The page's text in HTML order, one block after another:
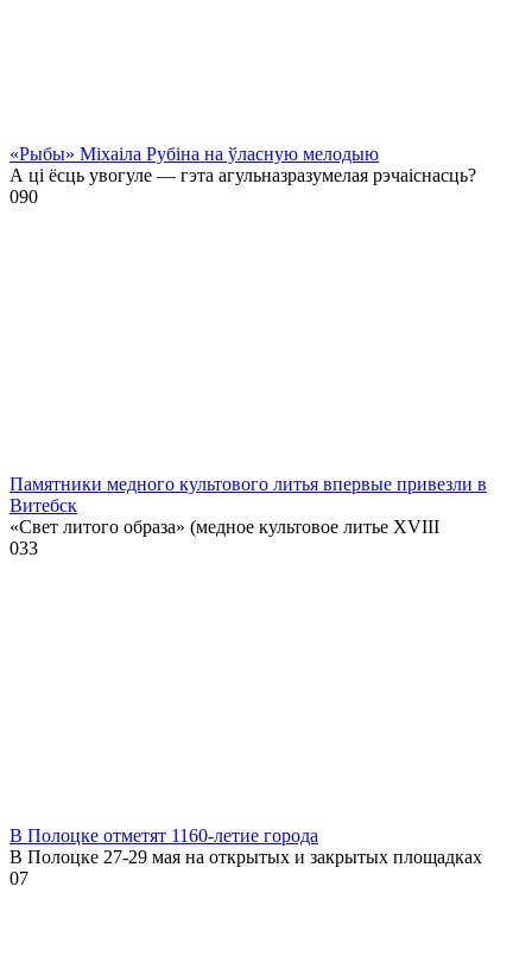
«Рыбы» Міхаіла Рубіна на ўласную мелодыю
А ці ёсць увогуле — гэта агульназразумелая рэчаіснасць?
090
Памятники медного культового литья впервые привезли в
Витебск
«Свет литого образа» (медное культовое литье XVIII
033
В Полоцке отметят 1160-летие города
В Полоцке 27-29 мая на открытых и закрытых площадках
07